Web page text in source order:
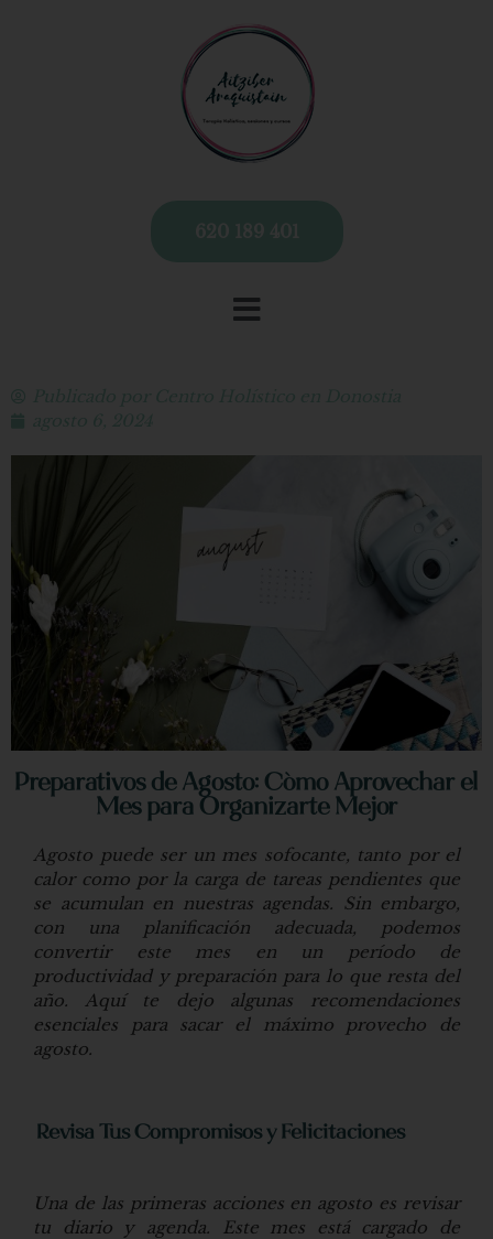
Preparativos de Agosto: Cómo Aprovechar el
Mes para Organizarte Mejor
Agosto puede ser un mes sofocante, tanto por el
calor como por la carga de tareas pendientes que
se acumulan en nuestras agendas. Sin embargo,
con una planificación adecuada, podemos
convertir este mes en un período de
productividad y preparación para lo que resta del
año. Aquí te dejo algunas recomendaciones
esenciales para sacar el máximo provecho de
agosto.
Revisa Tus Compromisos y Felicitaciones
Una de las primeras acciones en agosto es revisar
tu diario y agenda. Este mes está cargado de